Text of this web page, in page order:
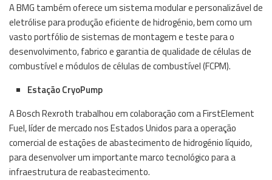
A BMG também oferece um sistema modular e personalizável de
eletrólise para produção eficiente de hidrogénio, bem como um
vasto portfólio de sistemas de montagem e teste para o
desenvolvimento, fabrico e garantia de qualidade de células de
combustível e módulos de células de combustível (FCPM).
Estação CryoPump
A Bosch Rexroth trabalhou em colaboração com a FirstElement
Fuel, líder de mercado nos Estados Unidos para a operação
comercial de estações de abastecimento de hidrogénio líquido,
para desenvolver um importante marco tecnológico para a
infraestrutura de reabastecimento.